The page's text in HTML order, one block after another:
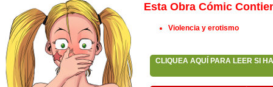
Esta Obra Cómic
Violencia y erotismo
CLIQUEA AQUÍ PARA LEER SI